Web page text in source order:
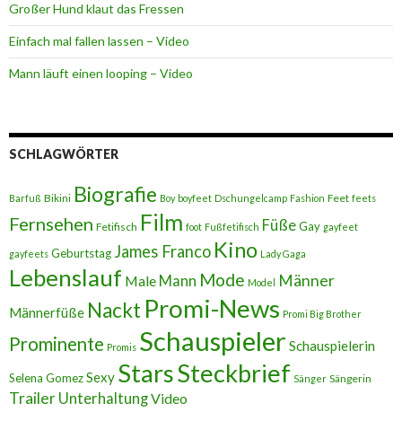
Großer Hund klaut das Fressen
Einfach mal fallen lassen – Video
Mann läuft einen looping – Video
SCHLAGWÖRTER
Barfuß Bikini Biografie Boy boyfeet Dschungelcamp Fashion Feet feets
Fernsehen Fetifisch Film foot Fußfetifisch FüßeGay gayfeet
gayfeets Geburtstag James Franco Kino Lady Gaga
Lebenslauf Male Mann Mode Model Männer
Männerfüße Nackt Promi-News Promi Big Brother
Prominente Promis Schauspieler Schauspielerin
Selena GomezSexy StarsSteckbrief Sänger Sängerin
Trailer UnterhaltungVideo